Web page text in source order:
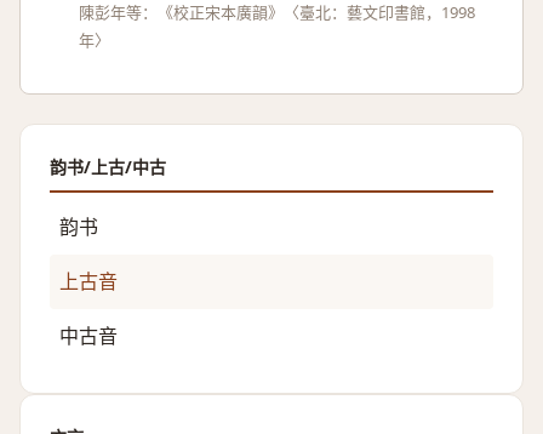
陳彭年等：《校正宋本廣韻》〈臺北：藝文印書館，1998
年〉
韵书/上古/中古
韵书
上古音
中古音